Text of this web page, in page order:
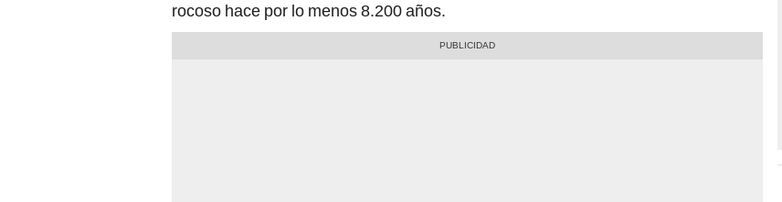
rocoso hace por lo menos 8.200 años.